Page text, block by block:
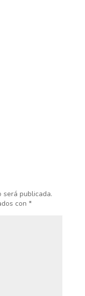
será publicada.
con *